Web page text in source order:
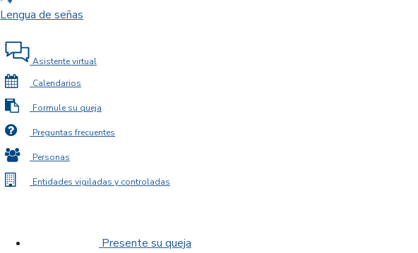
Lengua de señas
Asistente virtual
Calendarios
Formule su queja
Preguntas frecuentes
Personas
Entidades vigiladas y controladas
Presente su queja